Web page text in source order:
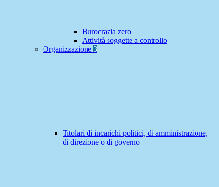
Burocrazia zero
Attività soggette a controllo
Organizzazione 3
Titolari di incarichi politici, di amministrazione,
di direzione o di governo